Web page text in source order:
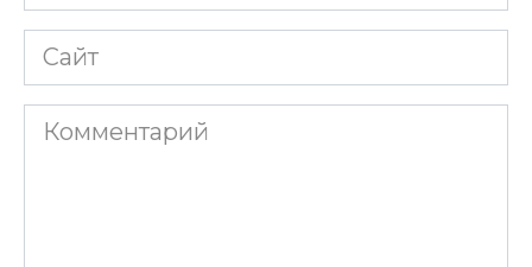
*
Сайт
Комментарий